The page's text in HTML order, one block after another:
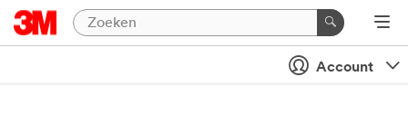
Account